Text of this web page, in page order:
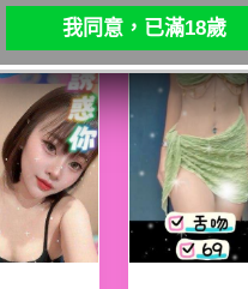
我同意，已滿18歲